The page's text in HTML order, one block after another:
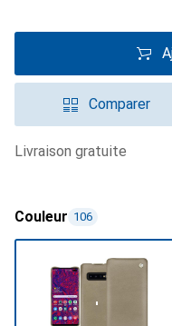
Comparer
livraison gratuite
Couleur 106